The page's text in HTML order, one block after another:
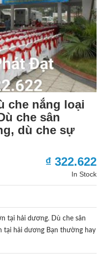
che nắng loại
che sân
dù che sự
₫ 322.622
In Stock
tại hải dương. Dù che sân
tại hải dương Bạn thường hay